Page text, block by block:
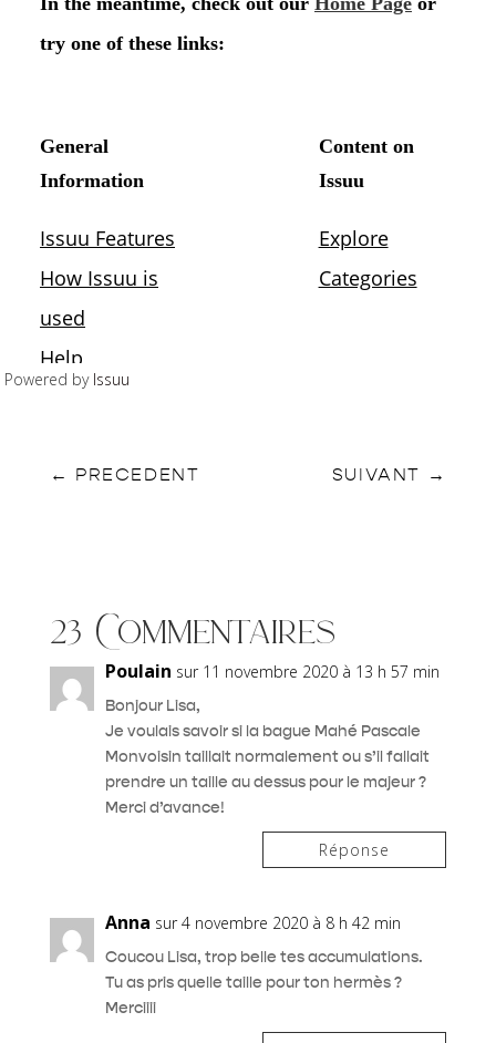
Powered by Issuu
← PRECEDENT SUIVANT →
23 Commentaires
Poulain sur 11 novembre 2020 à 13 h 57 min
Bonjour Lisa,
Je voulais savoir si la bague Mahé Pascale
Monvoisin taillait normalement ou s’il fallait
prendre un taille au dessus pour le majeur ?
Merci d’avance!
Réponse
Anna sur 4 novembre 2020 à 8 h 42 min
Coucou Lisa, trop belle tes accumulations.
Tu as pris quelle taille pour ton hermès ?
Merciiii